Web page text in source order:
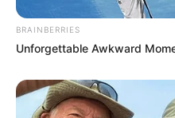
BRAINBERRIES
Unforgettable Awkward